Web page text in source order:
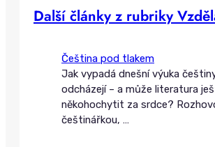
Další články z rubriky
Čeština pod tlakem
Jak vypadá dnešní výuka
odcházejí – a může literatura
někohochytit za srdce?
češtinářkou, …